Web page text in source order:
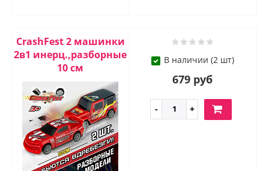
CrashFest 2 машинки
2в1 инерц.,разборные
10 см
В наличии (2 шт)
679 руб